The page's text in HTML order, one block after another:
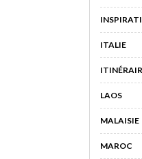
ITALIE
LAOS
MALAISIE
MAROC